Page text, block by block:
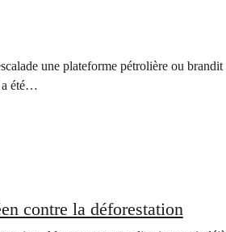
une plateforme pétrolière ou brandit
a été…
contre la déforestation